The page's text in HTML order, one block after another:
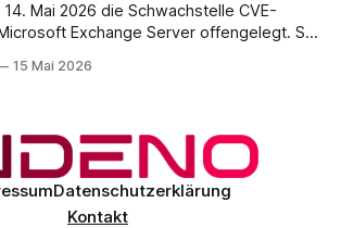
Mai 2026 die Schwachstelle CVE-
Exchange Server offengelegt. Sie
Angreifer, über eine speziell präparierte
15 Mai 2026
Datenschutzerklärung
Kontakt